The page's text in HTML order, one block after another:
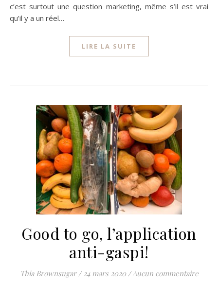
c’est surtout une question marketing, même s’il est vrai
qu’il y a un réel…
LIRE LA SUITE
Good to go, l’application
anti-gaspi!
Thia Brownsugar / 24 mars 2020 / Aucun commentaire